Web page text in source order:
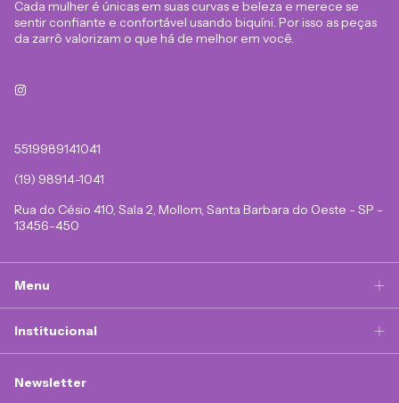
Cada mulher é únicas em suas curvas e beleza e merece se
sentir confiante e confortável usando biquíni. Por isso as peças
da zarrô valorizam o que há de melhor em você.
5519989141041
(19) 98914-1041
Rua do Césio 410, Sala 2, Mollom, Santa Barbara do Oeste - SP -
13456-450
Menu
Institucional
Newsletter